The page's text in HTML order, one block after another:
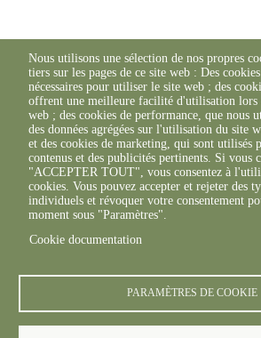
Nous utilisons une sélection de nos propres
tiers sur les pages de ce site web : Des
nécessaires pour utiliser le site web ; des
offrent une meilleure facilité d'utilisation lors
web ; des cookies de performance, que nous
des données agrégées sur l'utilisation du site
et des cookies de marketing, qui sont utilisés
contenus et des publicités pertinents. Si vous
"ACCEPTER TOUT", vous consentez à
cookies. Vous pouvez accepter et rejeter des
individuels et révoquer votre consentement
moment sous "Paramètres".
Cookie documentation
PARAMÈTRES DE COOKIE